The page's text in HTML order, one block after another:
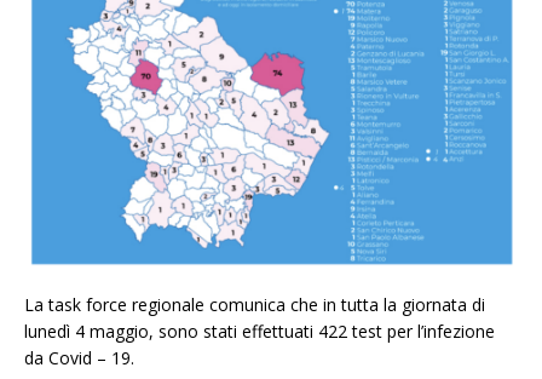
La task force regionale comunica che in tutta la giornata di
lunedì 4 maggio, sono stati effettuati 422 test per l’infezione
da Covid – 19.